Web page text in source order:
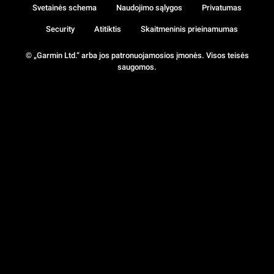
© „Garmin Ltd.“ arba jos patronuojamosios įmonės. Visos teisės
saugomos.
Svetainės schema Naudojimo sąlygos Privatumas
Security Atitiktis Skaitmeninis prieinamumas